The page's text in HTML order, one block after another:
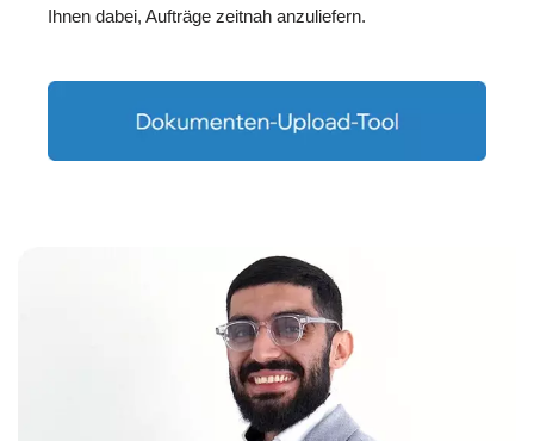
Ihnen dabei, Aufträge zeitnah anzuliefern.